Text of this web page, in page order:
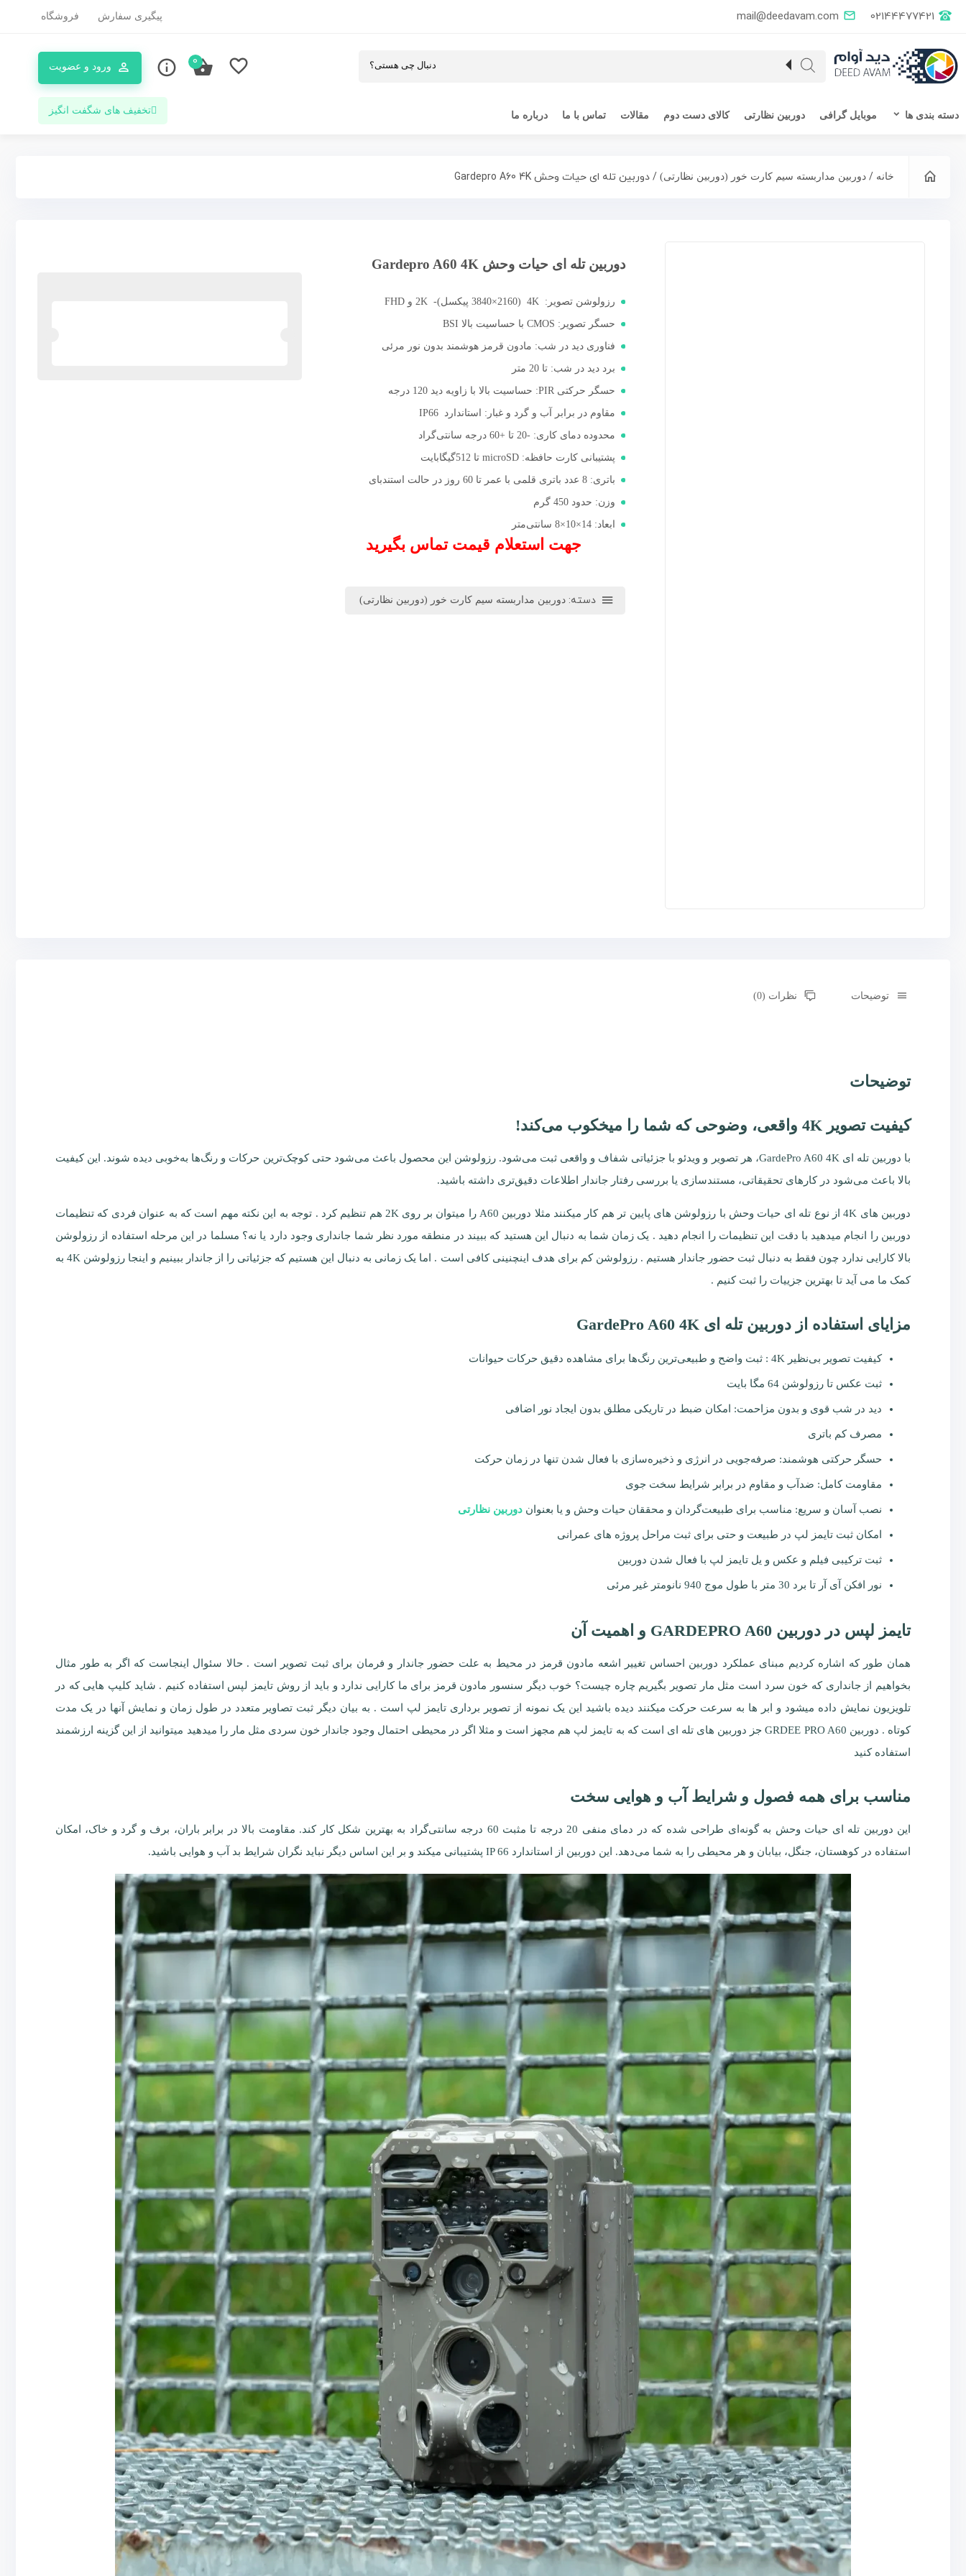
mail@deedavam.com 02144477421 پیگیری سفارش فروشگاه
ورود و عضویت 0
دسته بندی ها موبایل گرافی دوربین نظارتی کالای دست دوم مقالات تماس با ما درباره ما تخفیف های شگفت انگیز
خانه / دوربین مداربسته سیم کارت خور (دوربین نظارتی) / دوربین تله‌ ای حیات وحش Gardepro A60 4K
دوربین تله‌ ای حیات وحش Gardepro A60 4K
رزولوشن تصویر: 4K (3840×2160 پیکسل)- 2K و FHD
حسگر تصویر: CMOS با حساسیت بالا BSI
فناوری دید در شب: مادون قرمز هوشمند بدون نور مرئی
برد دید در شب: تا 20 متر
حسگر حرکتی PIR: حساسیت بالا با زاویه دید 120 درجه
مقاوم در برابر آب و گرد و غبار: استاندارد IP66
محدوده دمای کاری: -20 تا +60 درجه سانتی‌گراد
پشتیبانی کارت حافظه: microSD تا 512گیگابایت
باتری: 8 عدد باتری قلمی با عمر تا 60 روز در حالت استندبای
وزن: حدود 450 گرم
ابعاد: 14×10×8 سانتی‌متر
جهت استعلام قیمت تماس بگیرید
دسته: دوربین مداربسته سیم کارت خور (دوربین نظارتی)
توضیحات نظرات (0)
توضیحات
کیفیت تصویر 4K واقعی، وضوحی که شما را میخکوب می‌کند!
با دوربین تله ای GardePro A60 4K، هر تصویر و ویدئو با جزئیاتی شفاف و واقعی ثبت می‌شود. رزولوشن این محصول باعث می‌شود حتی کوچک‌ترین حرکات و رنگ‌ها به‌خوبی دیده شوند. این کیفیت
بالا باعث می‌شود در کارهای تحقیقاتی، مستندسازی یا بررسی رفتار جاندار اطلاعات دقیق‌تری داشته باشید.
دوربین های 4K از نوع تله ای حیات وحش با رزولوشن های پایین تر هم کار میکنند مثلا دوربین A60 را میتوان بر روی 2K هم تنظیم کرد . توجه به این نکته مهم است که به عنوان فردی که تنظیمات
دوربین را انجام میدهید با دقت این تنظیمات را انجام دهید . یک زمان شما به دنبال این هستید که ببیند در منطقه مورد نظر شما جانداری وجود دارد یا نه؟ مسلما در این مرحله استفاده از رزولوشن
بالا کارایی ندارد چون فقط به دنبال ثبت حضور جاندار هستیم . رزولوشن کم برای هدف اینچنینی کافی است . اما یک زمانی به دنبال این هستیم که جزئیاتی را از جاندار ببینیم و اینجا رزولوشن 4K به
کمک ما می آید تا بهترین جزییات را ثبت کنیم .
مزایای استفاده از دوربین تله ای GardePro A60 4K
کیفیت تصویر بی‌نظیر 4K : ثبت واضح و طبیعی‌ترین رنگ‌ها برای مشاهده دقیق حرکات حیوانات
ثبت عکس تا رزولوشن 64 مگا بایت
دید در شب قوی و بدون مزاحمت: امکان ضبط در تاریکی مطلق بدون ایجاد نور اضافی
مصرف کم باتری
حسگر حرکتی هوشمند: صرفه‌جویی در انرژی و ذخیره‌سازی با فعال شدن تنها در زمان حرکت
مقاومت کامل: ضدآب و مقاوم در برابر شرایط سخت جوی
نصب آسان و سریع: مناسب برای طبیعت‌گردان و محققان حیات وحش و یا بعنوان دوربین نظارتی
امکان ثبت تایمز لپ در طبیعت و حتی برای ثبت مراحل پروژه های عمرانی
ثبت ترکیبی فیلم و عکس و یل تایمز لپ با فعال شدن دوربین
نور افکن آی آر تا برد 30 متر با طول موج 940 نانومتر غیر مرئی
تایمز لپس در دوربین GARDEPRO A60 و اهمیت آن
همان طور که اشاره کردیم مبنای عملکرد دوربین احساس تغییر اشعه مادون قرمز در محیط به علت حضور جاندار و فرمان برای ثبت تصویر است . حالا سئوال اینجاست که اگر به طور مثال
بخواهیم از جانداری که خون سرد است مثل مار تصویر بگیریم چاره چیست؟ خوب دیگر سنسور مادون قرمز برای ما کارایی ندارد و باید از روش تایمز لپس استفاده کنیم . شاید کلیپ هایی که در
تلویزیون نمایش داده میشود و ابر ها به سرعت حرکت میکنند دیده باشید این یک نمونه از تصویر برداری تایمز لپ است . به بیان دیگر ثبت تصاویر متعدد در طول زمان و نمایش آنها در یک مدت
کوتاه . دوربین GRDEE PRO A60 جز دوربین های تله ای است که به تایمز لپ هم مجهز است و مثلا اگر در محیطی احتمال وجود جاندار خون سردی مثل مار را میدهید میتوانید از این گزینه ارزشمند
استفاده کنید
مناسب برای همه فصول و شرایط آب و هوایی سخت
این دوربین تله ای حیات وحش به گونه‌ای طراحی شده که در دمای منفی 20 درجه تا مثبت 60 درجه سانتی‌گراد به بهترین شکل کار کند. مقاومت بالا در برابر باران، برف و گرد و خاک، امکان
استفاده در کوهستان، جنگل، بیابان و هر محیطی را به شما می‌دهد. این دوربین از استاندارد IP 66 پشتیبانی میکند و بر این اساس دیگر نباید نگران شرایط بد آب و هوایی باشید.